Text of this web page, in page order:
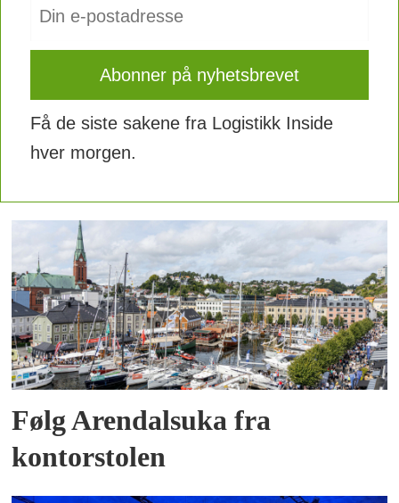
Få de siste sakene fra Logistikk Inside
hver morgen.
Følg Arendalsuka fra
kontorstolen